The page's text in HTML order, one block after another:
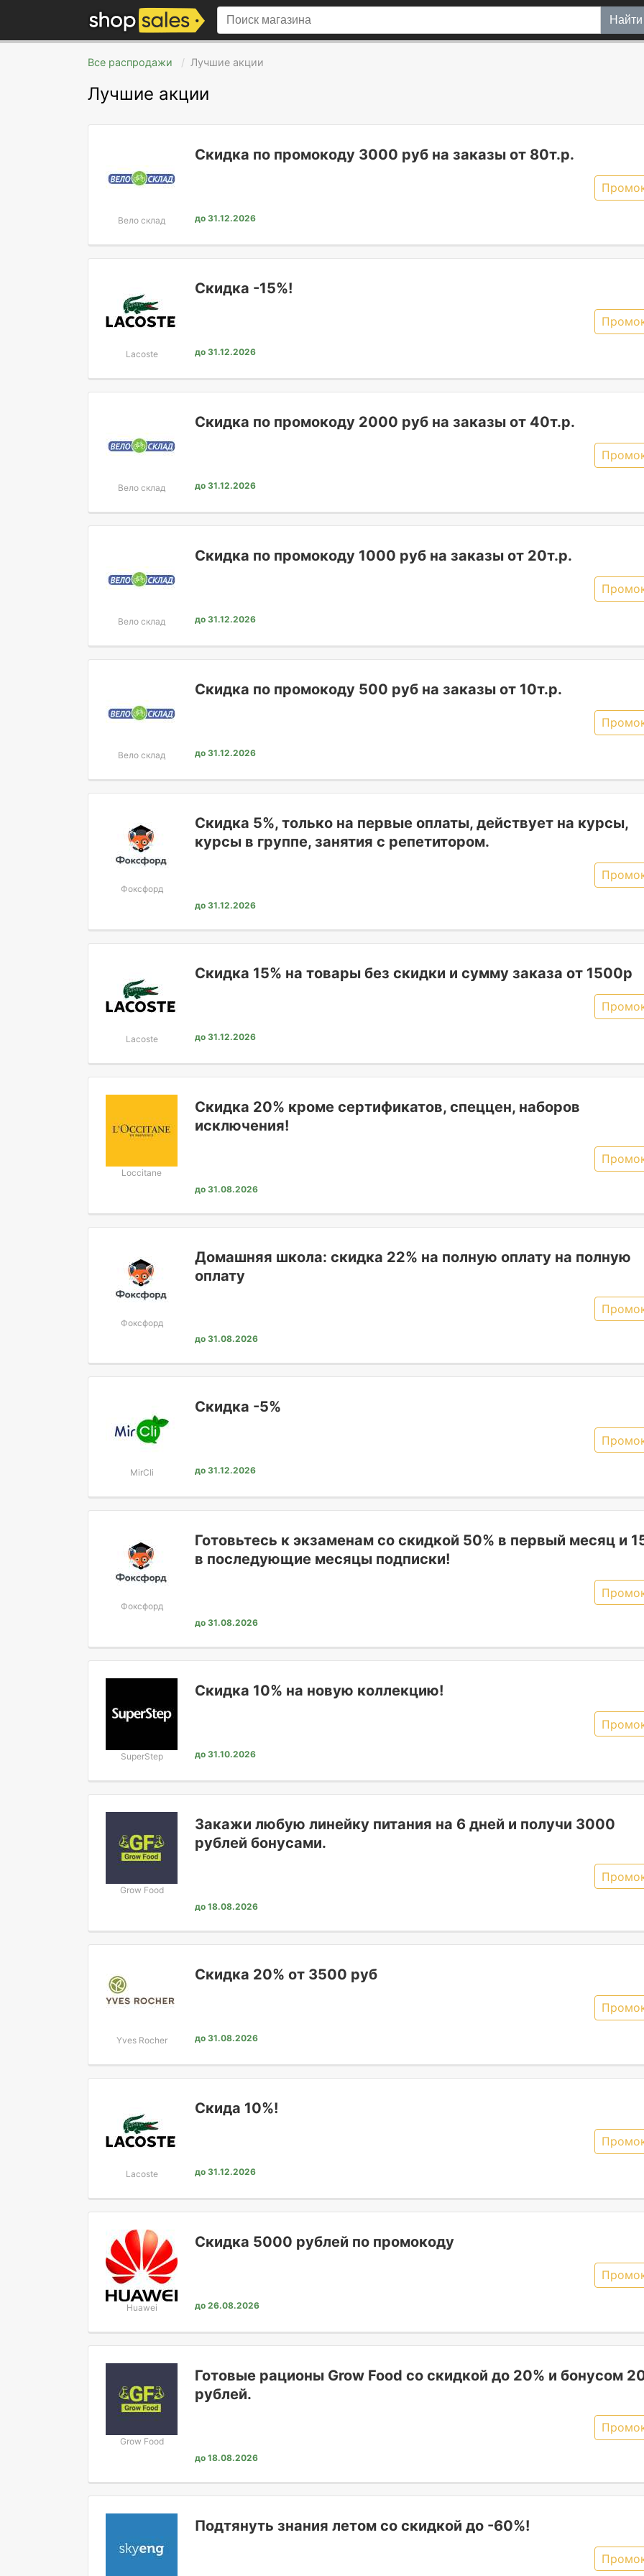
Найти
Все распродажи Лучшие акции
Лучшие акции
Вело склад
Скидка по промокоду 3000 руб на заказы от 80т.р.
до 31.12.2026
Lacoste
Скидка -15%!
до 31.12.2026
Вело склад
Скидка по промокоду 2000 руб на заказы от 40т.р.
до 31.12.2026
Вело склад
Скидка по промокоду 1000 руб на заказы от 20т.р.
до 31.12.2026
Вело склад
Скидка по промокоду 500 руб на заказы от 10т.р.
до 31.12.2026
Фоксфорд
Скидка 5%, только на первые оплаты, действует на курсы,
курсы в группе, занятия с репетитором.
до 31.12.2026
Lacoste
Скидка 15% на товары без скидки и сумму заказа от 1500р
до 31.12.2026
Loccitane
Скидка 20% кроме сертификатов, спеццен, наборов
исключения!
до 31.08.2026
Фоксфорд
Домашняя школа: скидка 22% на полную оплату на полную
оплату
до 31.08.2026
MirCli
Скидка -5%
до 31.12.2026
Фоксфорд
Готовьтесь к экзаменам со скидкой 50% в первый месяц и
в последующие месяцы подписки!
до 31.08.2026
SuperStep
Скидка 10% на новую коллекцию!
до 31.10.2026
Grow Food
Закажи любую линейку питания на 6 дней и получи 3000
рублей бонусами.
до 18.08.2026
Yves Rocher
Скидка 20% от 3500 руб
до 31.08.2026
Lacoste
Скида 10%!
до 31.12.2026
Huawei
Скидка 5000 рублей по промокоду
до 26.08.2026
Grow Food
Готовые рационы Grow Food со скидкой до 20% и бонусом
рублей.
до 18.08.2026
Подтянуть знания летом со скидкой до -60%!